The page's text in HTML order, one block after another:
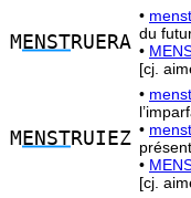
M ENSTRUERA
•
du
•
[cj.
M ENSTRUIEZ
•
•
•
[cj.